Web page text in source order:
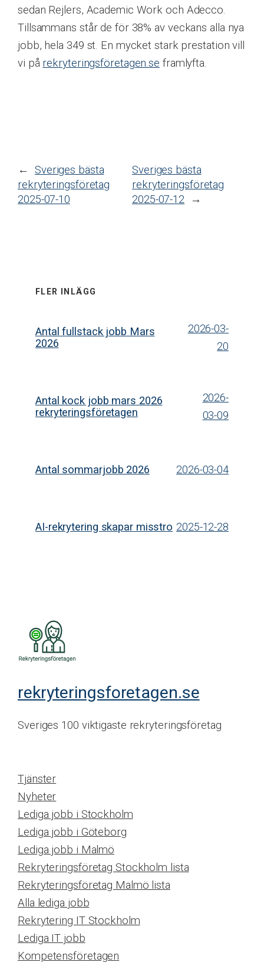
sedan Rejlers, Academic Work och Adecco.
Tillsammans står de för 38% av veckans alla nya
jobb, hela 349 st. En mycket stark prestation vill
vi på rekryteringsföretagen.se framlyfta.
←
Sveriges bästa
rekryteringsföretag
2025-07-10
Sveriges bästa
rekryteringsföretag
2025-07-12 →
FLER INLÄGG
Antal fullstack jobb Mars
2026
2026-03-
20
Antal kock jobb mars 2026
rekryteringsföretagen
2026-
03-09
Antal sommarjobb 2026 2026-03-04
AI-rekrytering skapar misstro 2025-12-28
rekryteringsforetagen.se
Sveriges 100 viktigaste rekryteringsföretag
Tjänster
Nyheter
Lediga jobb i Stockholm
Lediga jobb i Göteborg
Lediga jobb i Malmö
Rekryteringsföretag Stockholm lista
Rekryteringsföretag Malmö lista
Alla lediga jobb
Rekrytering IT Stockholm
Lediga IT jobb
Kompetensföretagen